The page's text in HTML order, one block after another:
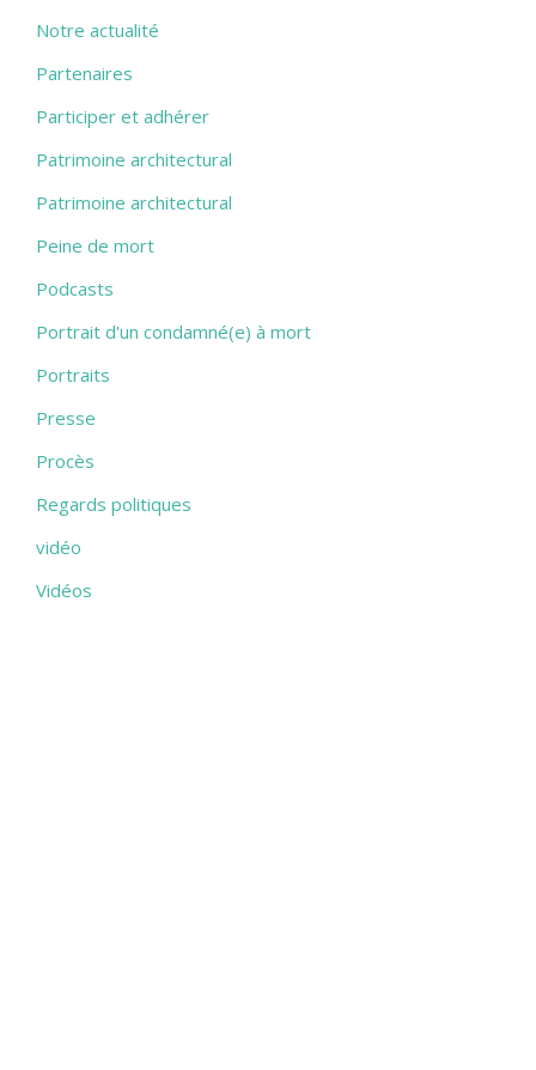
Notre actualité
Partenaires
Participer et adhérer
Patrimoine architectural
Patrimoine architectural
Peine de mort
Podcasts
Portrait d'un condamné(e) à mort
Portraits
Presse
Procès
Regards politiques
vidéo
Vidéos